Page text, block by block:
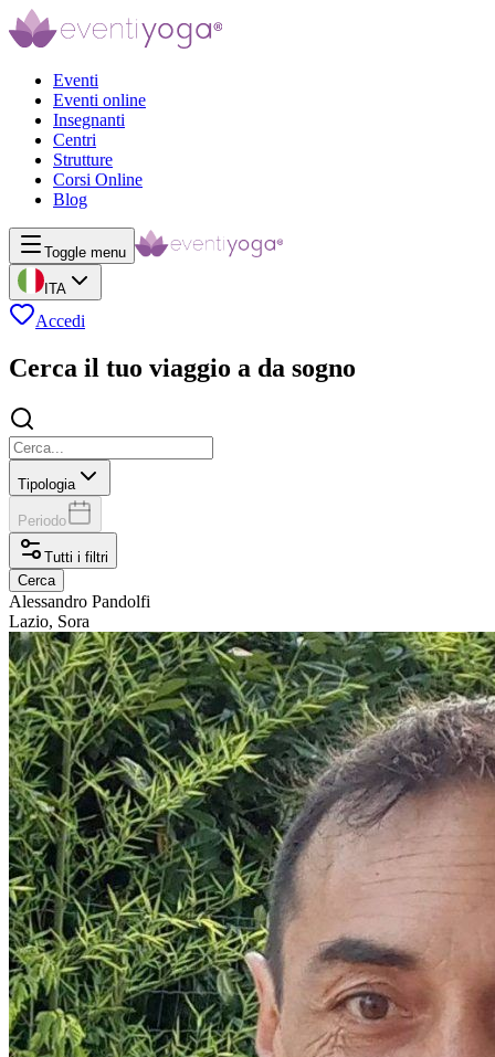
Eventi
Eventi online
Insegnanti
Centri
Strutture
Corsi Online
Blog
Toggle menu
ITA
Accedi
Cerca il tuo viaggio a da sogno
Tipologia
Periodo
Tutti i filtri
Cerca
Alessandro Pandolfi
Lazio, Sora